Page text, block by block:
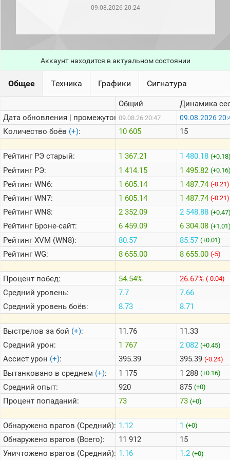
месяц)
(за
последние
сессии)
Топ
1000
Кланы
стримеров
Информация
Онлайн
Цветовая
шкала
Теlegram
ВК
Портал
Мира
Танков
09.08.2026 20:24
Аккаунт находится в актуальном состоянии
Общее Техника Графики Сигнатура
Дата обновления | промежуток:
Количество боёв (+):
РейтингРЭ старый:
РейтингРЭ:
РейтингWN6:
РейтингWN7:
РейтингWN8:
РейтингБроне-сайт:
РейтингXVM (WN8):
РейтингWG:
Процент побед:
Средний уровень:
Средний уровень боёв:
Выстрелов за бой (+):
Средний урон:
Ассист урон (+):
Вытанковано в среднем (+):
Средний опыт:
Процент попаданий:
Обнаружено врагов (Средний):
Обнаружено врагов (Всего):
Уничтожено врагов (Средний):
Общий
09.08.26 20:47
10 605
1 367.21
1 414.15
1 605.14
1 605.14
2 352.09
6 459.09
80.57
8 655.00
54.54%
7.7
8.73
11.76
1 767
395.39
1 175
920
73
1.12
11 912
1.16
Динамика
09.08.2026
15
1 480.18
1 495.82
1 487.74 (-0.21)
1 487.74 (-0.21)
2 548.88
6 304.08
85.57 (+0.01)
8 655.00 (-5)
26.67% (-0.04)
7.66
8.71
11.33
2 082 (+0.45)
395.39 (-0.24)
1 288 (+0.16)
875 (+0)
73 (+0)
1 (+0)
15
1.2 (+0)